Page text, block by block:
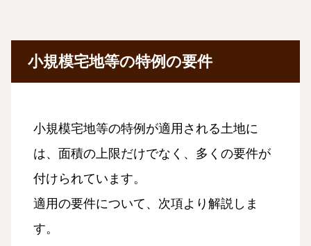
小規模宅地等の特例の要件
小規模宅地等の特例が適用される土地に
は、面積の上限だけでなく、多くの要件が
付けられています。
適用の要件について、次項より解説しま
す。